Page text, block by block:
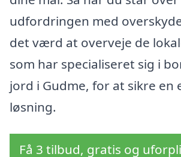
udfordringen med
det værd at overveje de
som har specialiseret sig i
jord i Gudme, for at sikre en
løsning.
Få 3 tilbud, gratis og